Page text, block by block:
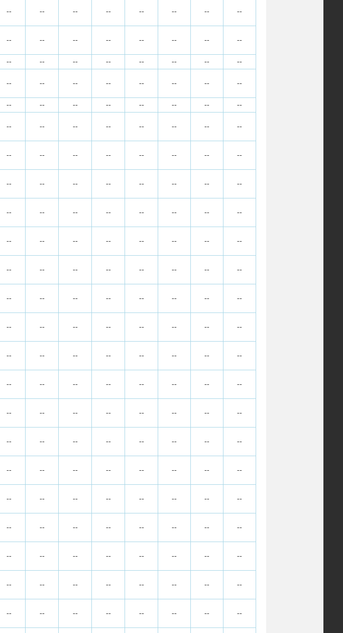
-- -- -- -- -- -- -- --
-- -- -- -- -- -- -- --
-- -- -- -- -- -- -- --
-- -- -- -- -- -- -- --
-- -- -- -- -- -- -- --
-- -- -- -- -- -- -- --
-- -- -- -- -- -- -- --
-- -- -- -- -- -- -- --
-- -- -- -- -- -- -- --
-- -- -- -- -- -- -- --
-- -- -- -- -- -- -- --
-- -- -- -- -- -- -- --
-- -- -- -- -- -- -- --
-- -- -- -- -- -- -- --
-- -- -- -- -- -- -- --
-- -- -- -- -- -- -- --
-- -- -- -- -- -- -- --
-- -- -- -- -- -- -- --
-- -- -- -- -- -- -- --
-- -- -- -- -- -- -- --
-- -- -- -- -- -- -- --
-- -- -- -- -- -- -- --
-- -- -- -- -- -- -- --